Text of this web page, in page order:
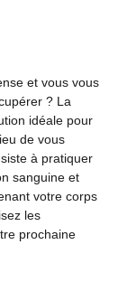
et vous vous
? La
idéale pour
de vous
à pratiquer
sanguine et
votre corps
les
prochaine